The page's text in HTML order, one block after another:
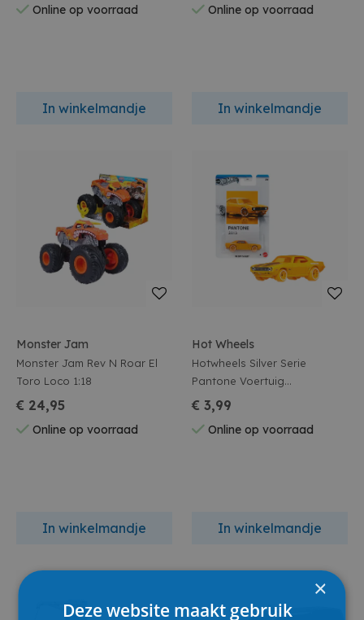
Online op voorraad
In winkelmandje
Online op voorraad
In winkelmandje
Monster Jam
Monster Jam Rev N Roar El
Toro Loco 1:18
€ 24,95
Online op voorraad
In winkelmandje
Hot Wheels
Hotwheels Silver Serie
Pantone Voertuig
Assortiment
€ 3,99
Online op voorraad
In winkelmandje
×
Deze website maakt gebruik